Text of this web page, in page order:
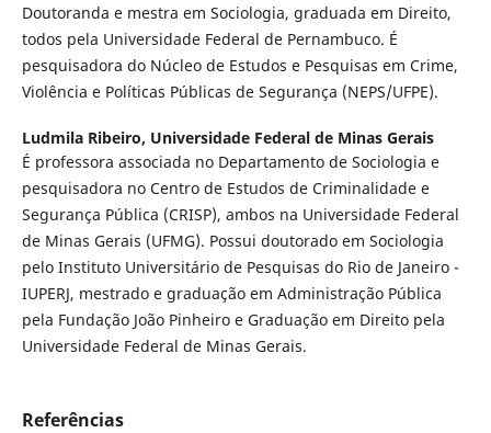
Doutoranda e mestra em Sociologia, graduada em Direito,
todos pela Universidade Federal de Pernambuco. É
pesquisadora do Núcleo de Estudos e Pesquisas em Crime,
Violência e Políticas Públicas de Segurança (NEPS/UFPE).
Ludmila Ribeiro, Universidade Federal de Minas Gerais
É professora associada no Departamento de Sociologia e
pesquisadora no Centro de Estudos de Criminalidade e
Segurança Pública (CRISP), ambos na Universidade Federal
de Minas Gerais (UFMG). Possui doutorado em Sociologia
pelo Instituto Universitário de Pesquisas do Rio de Janeiro -
IUPERJ, mestrado e graduação em Administração Pública
pela Fundação João Pinheiro e Graduação em Direito pela
Universidade Federal de Minas Gerais.
Referências